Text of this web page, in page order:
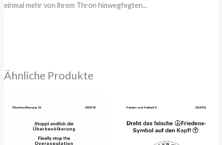
einmal mehr von ihrem Thron hinwegfegten...
Ähnliche Produkte